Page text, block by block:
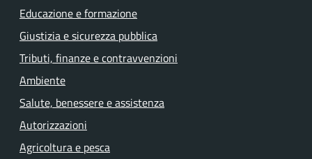
Educazione e formazione
Giustizia e sicurezza pubblica
Tributi, finanze e contravvenzioni
Ambiente
Salute, benessere e assistenza
Autorizzazioni
Agricoltura e pesca